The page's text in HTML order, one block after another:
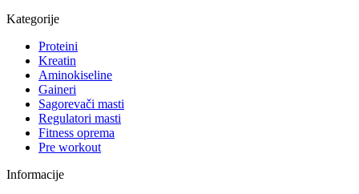
Kategorije
Proteini
Kreatin
Aminokiseline
Gaineri
Sagorevači masti
Regulatori masti
Fitness oprema
Pre workout
Informacije